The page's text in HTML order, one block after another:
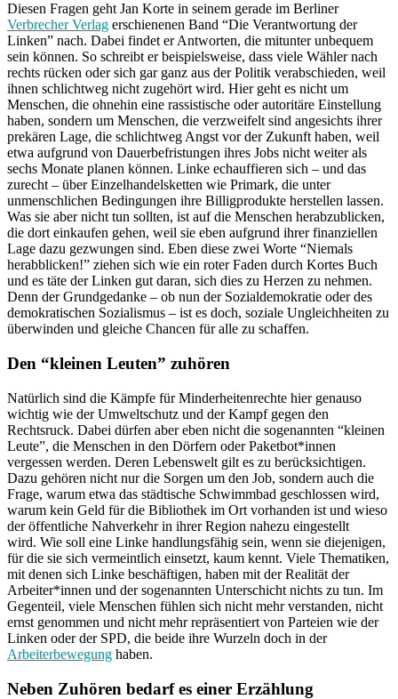
Diesen Fragen geht Jan Korte in seinem gerade im Berliner
Verbrecher Verlag erschienenen Band “Die Verantwortung der
Linken” nach. Dabei findet er Antworten, die mitunter unbequem
sein können. So schreibt er beispielsweise, dass viele Wähler nach
rechts rücken oder sich gar ganz aus der Politik verabschieden, weil
ihnen schlichtweg nicht zugehört wird. Hier geht es nicht um
Menschen, die ohnehin eine rassistische oder autoritäre Einstellung
haben, sondern um Menschen, die verzweifelt sind angesichts ihrer
prekären Lage, die schlichtweg Angst vor der Zukunft haben, weil
etwa aufgrund von Dauerbefristungen ihres Jobs nicht weiter als
sechs Monate planen können. Linke echauffieren sich – und das
zurecht – über Einzelhandelsketten wie Primark, die unter
unmenschlichen Bedingungen ihre Billigprodukte herstellen lassen.
Was sie aber nicht tun sollten, ist auf die Menschen herabzublicken,
die dort einkaufen gehen, weil sie eben aufgrund ihrer finanziellen
Lage dazu gezwungen sind. Eben diese zwei Worte “Niemals
herabblicken!” ziehen sich wie ein roter Faden durch Kortes Buch
und es täte der Linken gut daran, sich dies zu Herzen zu nehmen.
Denn der Grundgedanke – ob nun der Sozialdemokratie oder des
demokratischen Sozialismus – ist es doch, soziale Ungleichheiten zu
überwinden und gleiche Chancen für alle zu schaffen.
Den “kleinen Leuten” zuhören
Natürlich sind die Kämpfe für Minderheitenrechte hier genauso
wichtig wie der Umweltschutz und der Kampf gegen den
Rechtsruck. Dabei dürfen aber eben nicht die sogenannten “kleinen
Leute”, die Menschen in den Dörfern oder Paketbot*innen
vergessen werden. Deren Lebenswelt gilt es zu berücksichtigen.
Dazu gehören nicht nur die Sorgen um den Job, sondern auch die
Frage, warum etwa das städtische Schwimmbad geschlossen wird,
warum kein Geld für die Bibliothek im Ort vorhanden ist und wieso
der öffentliche Nahverkehr in ihrer Region nahezu eingestellt
wird. Wie soll eine Linke handlungsfähig sein, wenn sie diejenigen,
für die sie sich vermeintlich einsetzt, kaum kennt. Viele Thematiken,
mit denen sich Linke beschäftigen, haben mit der Realität der
Arbeiter*innen und der sogenannten Unterschicht nichts zu tun. Im
Gegenteil, viele Menschen fühlen sich nicht mehr verstanden, nicht
ernst genommen und nicht mehr repräsentiert von Parteien wie der
Linken oder der SPD, die beide ihre Wurzeln doch in der
Arbeiterbewegung haben.
Neben Zuhören bedarf es einer Erzählung